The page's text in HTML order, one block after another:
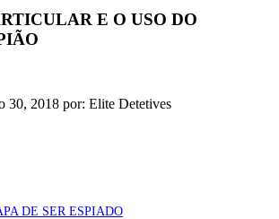
E O USO DO
30, 2018 por: Elite Detetives
DE SER ESPIADO